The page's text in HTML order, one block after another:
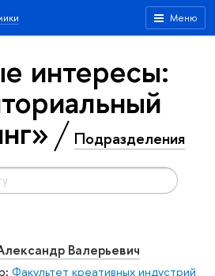
Меню
интересы:
Подразделения
Валерьевич
Факультет креативных индустрий